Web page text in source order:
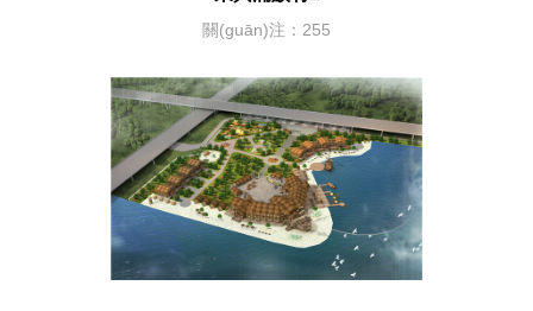
關(guān)注：255